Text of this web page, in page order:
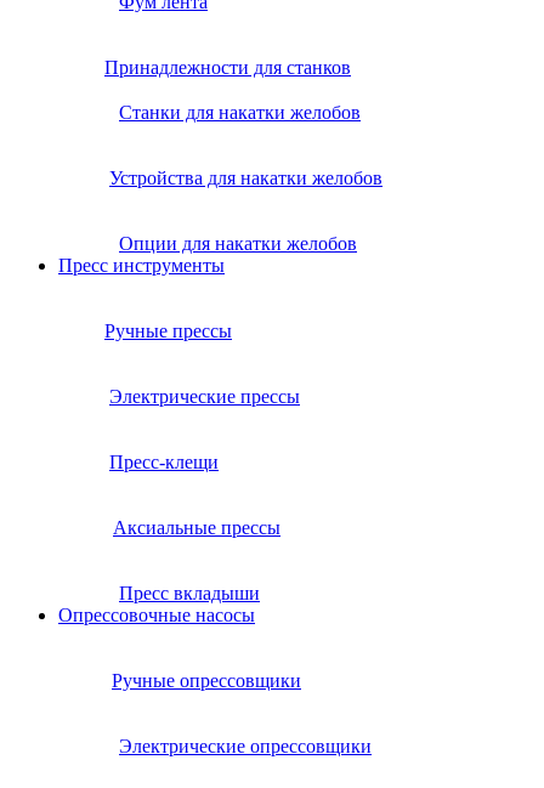
Принадлежности для станков
Станки для накатки желобов
Устройства для накатки желобов
Опции для накатки желобов
Пресс инструменты
Ручные прессы
Электрические прессы
Пресс-клещи
Аксиальные прессы
Пресс вкладыши
Опрессовочные насосы
Ручные опрессовщики
Электрические опрессовщики